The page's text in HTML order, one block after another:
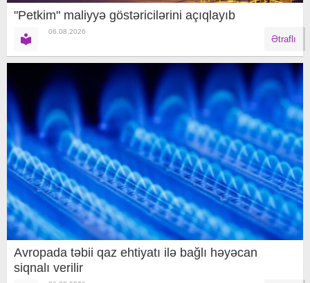
"Petkim" maliyyə göstəricilərini açıqlayıb
06.08.2026
Ətraflı
Avropada təbii qaz ehtiyatı ilə bağlı həyəcan
siqnalı verilir